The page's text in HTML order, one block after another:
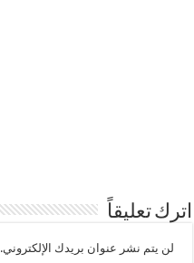
اترك تعليقاً
لن يتم نشر عنوان بريدك الإلكتروني.